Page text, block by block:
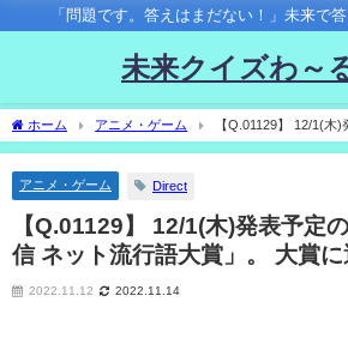
「問題です。答えはまだない！」未来で
未来クイズわ～
ホーム アニメ・ゲーム
【Q.01129】 12/1(木
ネット流行語大賞」。 大賞に選ばれるのは？
アニメ・ゲーム Direct
【Q.01129】 12/1(木)発表予定
信 ネット流行語大賞」。 大賞に
2022.11.12 2022.11.14